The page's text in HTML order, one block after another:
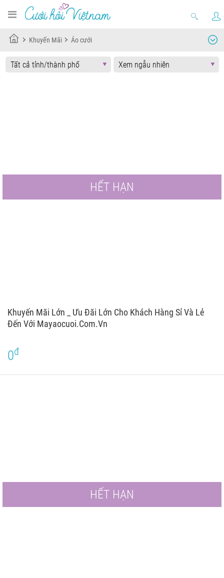
Khuyến Mãi Áo cưới
HẾT HẠN
Khuyến Mãi Lớn _ Ưu Đãi Lớn Cho Khách Hàng Sỉ Và Lẻ
Đến Với Mayaocuoi.com.vn
0đ
HẾT HẠN